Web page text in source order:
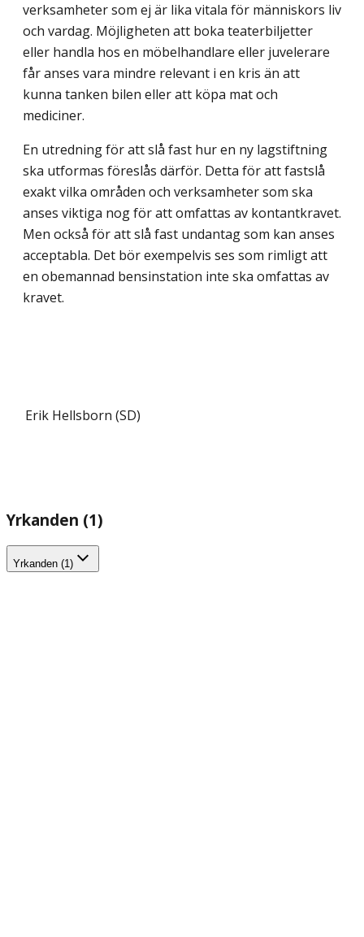
verksamheter som ej är lika vitala för människors liv
och vardag. Möjligheten att boka teaterbiljetter
eller handla hos en möbel­handlare eller juvelerare
får anses vara mindre relevant i en kris än att
kunna tanken bilen eller att köpa mat och
mediciner.
En utredning för att slå fast hur en ny lagstiftning
ska utformas föreslås därför. Detta för att fastslå
exakt vilka områden och verksamheter som ska
anses viktiga nog för att omfattas av kontantkravet.
Men också för att slå fast undantag som kan anses
acceptabla. Det bör exempelvis ses som rimligt att
en obemannad bensinstation inte ska omfattas av
kravet.
Erik Hellsborn (SD)
Yrkanden (1)
Yrkanden (1)